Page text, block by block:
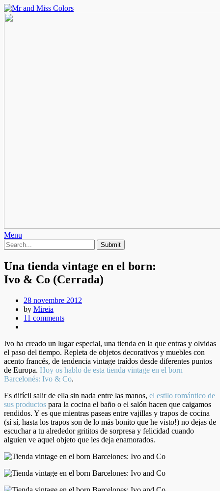
Menu
Una tienda vintage en el born:
Ivo & Co (Cerrada)
28 novembre 2012
by Mireia
11 comments
Ivo ha creado un lugar especial, una tienda en la que entras y olvidas
el paso del tiempo. Repleta de objetos decorativos y muebles con
acento francés, de tendencia vintage traídos desde diferentes puntos
de Europa. Hoy os hablo de esta tienda vintage en el born
Barcelonés: Ivo & Co.
Es difícil salir de ella sin nada entre las manos, el estilo romántico de
sus productos para la cocina el baño o el salón hacen que caigamos
rendidos. Y es que mientras paseas entre vajillas y trapos de cocina
(sí sí, hasta los trapos son de lo más bonito que he visto!) no dejas de
escuchar a tu alrededor grititos de sorpresa y felicidad cuando
alguien ve aquel objeto que les deja enamorados.